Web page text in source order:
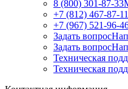
8 (800) 301-87-33
+7 (812) 467-87-11
+7 (967) 521-96-
Задать вопрос
Задать вопрос
Техническая
Техническая